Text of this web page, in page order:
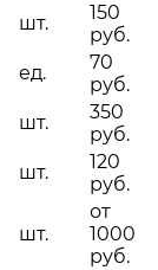
шт.
150
руб.
ед.
70
руб.
шт.
350
руб.
шт.
120
руб.
шт.
от
1000
руб.